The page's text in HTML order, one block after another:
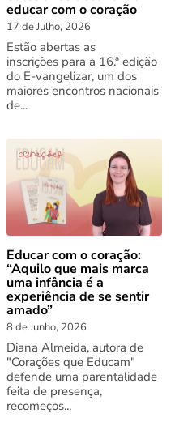
educar com o coração
17 de Julho, 2026
Estão abertas as
inscrições para a 16.ª edição
do E-vangelizar, um dos
maiores encontros nacionais
de...
Educar com o coração:
“Aquilo que mais marca
uma infância é a
experiência de se sentir
amado”
8 de Junho, 2026
Diana Almeida, autora de
"Corações que Educam"
defende uma parentalidade
feita de presença,
recomeços...